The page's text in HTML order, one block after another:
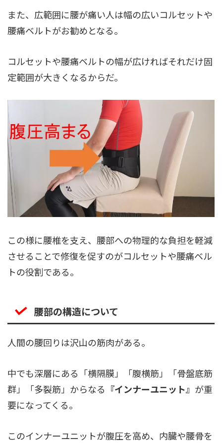
また、広範囲に腰が痛い人は幅の広いコルセットや
腰痛ベルトがお勧めとなる。
コルセットや腰痛ベルトの幅が広ければそれだけ固
定範囲が大きくなるからだ。
この様に腰椎を支え、腰部への物理的な負担を軽減
させることで修復を促すのがコルセットや腰痛ベル
トの役割である。
腰部の構造について
人間の腰回りは沢山の筋肉がある。
中でも深層にある「横隔膜」「腹横筋」「骨盤底筋
群」「多裂筋」からなる 『インナーユニット』 が重
要になってくる。
このインナーユニットが腹圧を高め、内臓や腰骨を